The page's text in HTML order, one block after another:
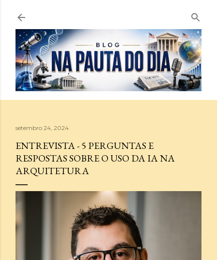
Pular para o conteúdo principal
setembro 24, 2024
ENTREVISTA - 5 PERGUNTAS E
RESPOSTAS SOBRE O USO DA IA NA
ARQUITETURA